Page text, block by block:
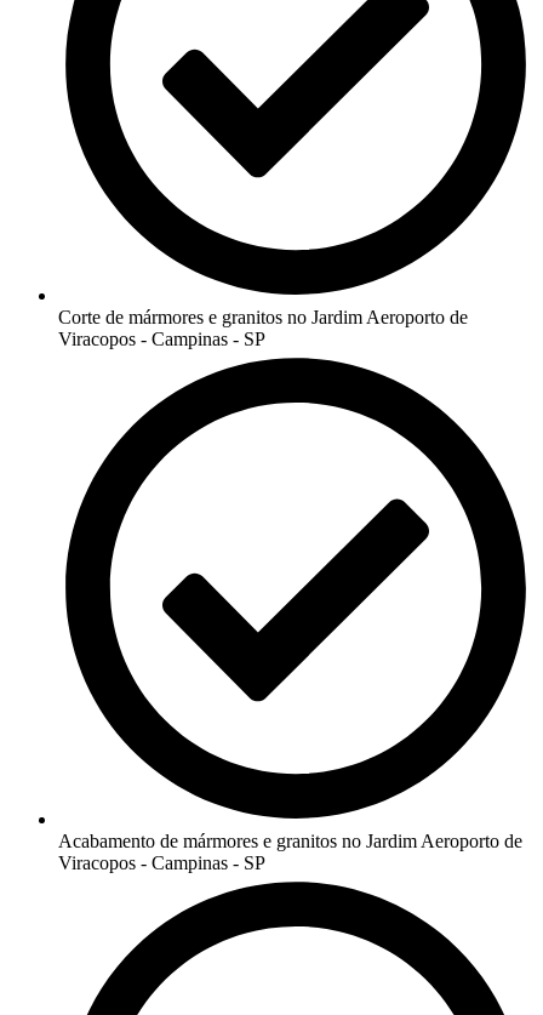
Corte de mármores e granitos no Jardim Aeroporto de
Viracopos - Campinas - SP
Acabamento de mármores e granitos no Jardim Aeroporto de
Viracopos - Campinas - SP